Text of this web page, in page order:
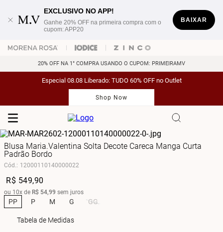
EXCLUSIVO NO APP!
Ganhe 20% OFF na primeira compra com o
cupom: APP20
BAIXAR
20% OFF NA 1° COMPRA USANDO O CUPOM: PRIMEIRAMV
Especial 08.08 Liberado: TUDO 60% OFF no Outlet
Shop Now
Blusa Maria.Valentina Solta Decote Careca Manga Curta
Padrão Bordo
Cód.: 12000110140000022
R$ 549,90
ou 10x de R$ 54,99 sem juros
PP P M G GG
Tabela de Medidas